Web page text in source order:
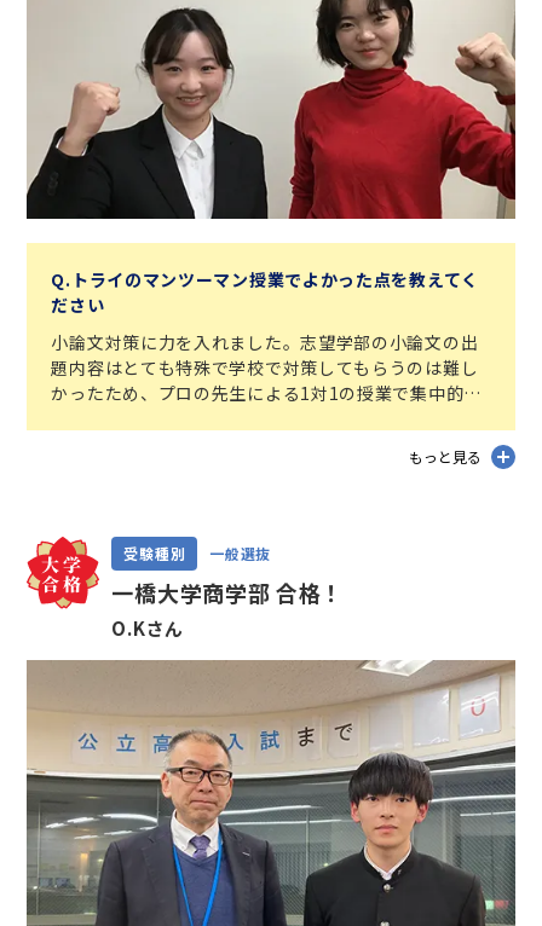
Q.トライのマンツーマン授業でよかった点を教えてく
ださい
小論文対策に力を入れました。志望学部の小論文の出
題内容はとても特殊で学校で対策してもらうのは難し
かったため、プロの先生による1対1の授業で集中的に
ら、論理的に自分の意見を述べる力がついたと思いま
対策についてもトライでの授業と自習で計画的に進め
ることができました。
もっと見る
受験種別 一般選抜
一橋大学商学部 合格！
O.Kさん